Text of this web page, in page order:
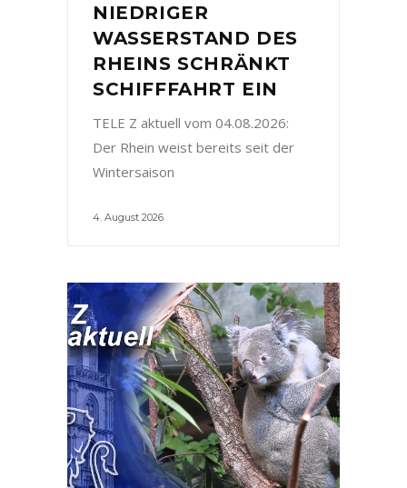
NIEDRIGER
WASSERSTAND DES
RHEINS SCHRÄNKT
SCHIFFFAHRT EIN
TELE Z aktuell vom 04.08.2026:
Der Rhein weist bereits seit der
Wintersaison
4. August 2026